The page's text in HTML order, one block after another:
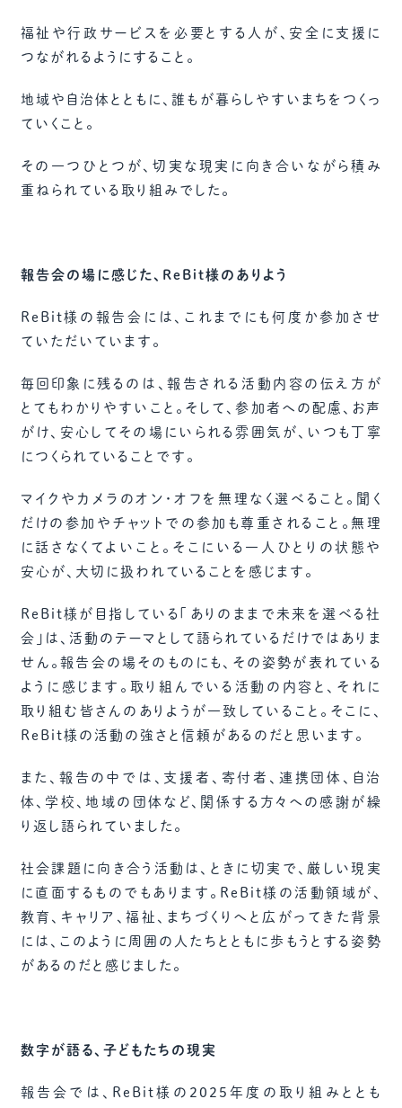
福祉や行政サービスを必要とする人が、安全に支援に
つながれるようにすること。
地域や自治体とともに、誰もが暮らしやすいまちをつくっ
ていくこと。
その一つひとつが、切実な現実に向き合いながら積み
重ねられている取り組みでした。
報告会の場に感じた、ReBit様のありよう
ReBit様の報告会には、これまでにも何度か参加させ
ていただいています。
毎回印象に残るのは、報告される活動内容の伝え方が
とてもわかりやすいこと。そして、参加者への配慮、お声
がけ、安心してその場にいられる雰囲気が、いつも丁寧
につくられていることです。
マイクやカメラのオン・オフを無理なく選べること。聞く
だけの参加やチャットでの参加も尊重されること。無理
に話さなくてよいこと。そこにいる一人ひとりの状態や
安心が、大切に扱われていることを感じます。
ReBit様が目指している「ありのままで未来を選べる社
会」は、活動のテーマとして語られているだけではありま
せん。報告会の場そのものにも、その姿勢が表れている
ように感じます。取り組んでいる活動の内容と、それに
取り組む皆さんのありようが一致していること。そこに、
ReBit様の活動の強さと信頼があるのだと思います。
また、報告の中では、支援者、寄付者、連携団体、自治
体、学校、地域の団体など、関係する方々への感謝が繰
り返し語られていました。
社会課題に向き合う活動は、ときに切実で、厳しい現実
に直面するものでもあります。ReBit様の活動領域が、
教育、キャリア、福祉、まちづくりへと広がってきた背景
には、このように周囲の人たちとともに歩もうとする姿勢
があるのだと感じました。
数字が語る、子どもたちの現実
報告会では、ReBit様の2025年度の取り組みととも